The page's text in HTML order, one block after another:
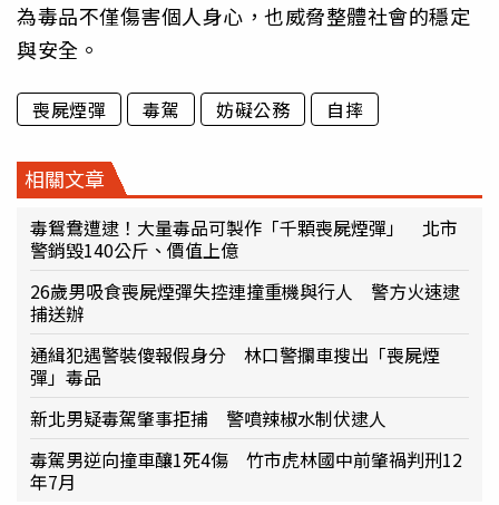
為毒品不僅傷害個人身心，也威脅整體社會的穩定
與安全。
喪屍煙彈 毒駕 妨礙公務 自摔
相關文章
毒鴛鴦遭逮！大量毒品可製作「千顆喪屍煙彈」 北市
警銷毀140公斤、價值上億
26歲男吸食喪屍煙彈失控連撞重機與行人 警方火速逮
捕送辦
通緝犯遇警裝傻報假身分 林口警攔車搜出「喪屍煙
彈」毒品
新北男疑毒駕肇事拒捕 警噴辣椒水制伏逮人
毒駕男逆向撞車釀1死4傷 竹市虎林國中前肇禍判刑12
年7月